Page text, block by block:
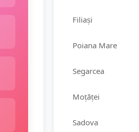
Filiași
Poiana Mare
Segarcea
Moțăței
Sadova